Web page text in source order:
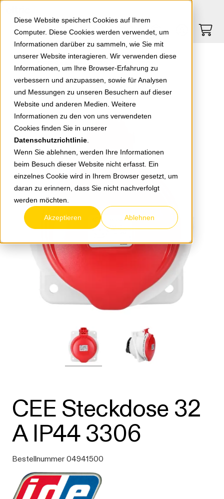
Diese Website speichert Cookies auf Ihrem
Computer. Diese Cookies werden verwendet, um
Informationen darüber zu sammeln, wie Sie mit
unserer Website interagieren. Wir verwenden diese
Informationen, um Ihre Browser-Erfahrung zu
verbessern und anzupassen, sowie für Analysen
und Messungen zu unseren Besuchern auf dieser
Website und anderen Medien. Weitere
Informationen zu den von uns verwendeten
Cookies finden Sie in unserer
Datenschutzrichtlinie
Wenn Sie ablehnen, werden Ihre Informationen
beim Besuch dieser Website nicht erfasst. Ein
einzelnes Cookie wird in Ihrem Browser gesetzt, um
daran zu erinnern, dass Sie nicht nachverfolgt
werden möchten.
Akzeptieren Ablehnen
Springe zu Hauptinhalt Springe zum Footer
0
CEE Steckdose 32 A IP44 3306
zurück zur Übersicht
CEE Steckdose 32
A IP44 3306
Bestellnummer 04941500